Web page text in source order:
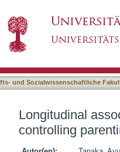
symptoms
und Sozialwissenschaftliche
Longitudinal
controlling